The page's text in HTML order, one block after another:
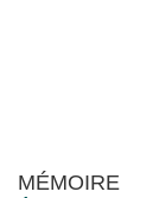
MÉMOIRE